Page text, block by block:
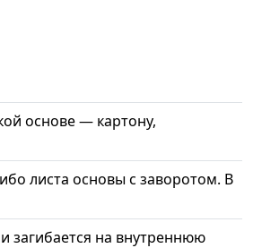
основе — картону,
листа основы с заворотом. В
на внутреннюю